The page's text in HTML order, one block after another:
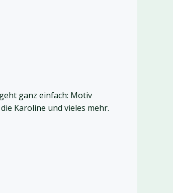
ganz einfach: Motiv
Karoline und vieles mehr.